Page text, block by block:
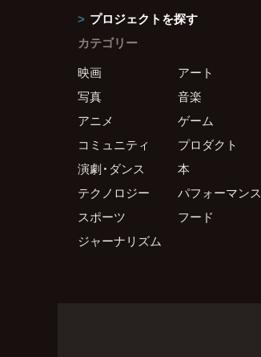
プロジェクトを探す
カテゴリー
映画
アート
写真
音楽
アニメ
ゲーム
コミュニティ
プロダクト
演劇・ダンス
本
テクノロジー
パフォーマンス
スポーツ
フード
ジャーナリズム